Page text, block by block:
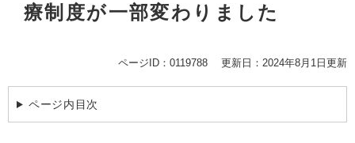
療制度が一部変わりました
ページID：0119788 更新日：2024年8月1日更新
ページ内目次